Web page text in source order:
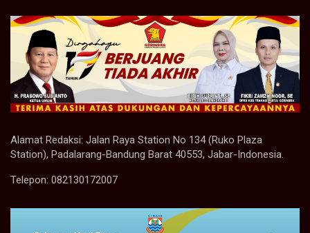
Alamat Redaksi: Jalan Raya Station No 134 (Ruko Plaza
Station), Padalarang-Bandung Barat 40553, Jabar-Indonesia.
Telepon: 082130172007